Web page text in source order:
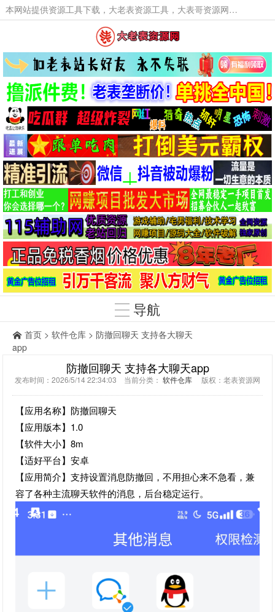
本网站提供资源工具下载，大老表资源工具，大表哥资源网软件工具，大老表资源下载，活动线报福利资源分享,活动线报，大型网游经典游戏，网络热门技术游戏辅助交流与分享。
导航
首页 > 软件仓库 > 防撤回聊天 支持各大聊天
app
防撤回聊天 支持各大聊天app
发布时间：2026/5/14 22:34:03 当前分类： 软件仓库 版权：老表资源网
【应用名称】防撤回聊天
【应用版本】1.0
【软件大小】8m
【适好平台】安卓
【应用简介】支持设置消息防撤回，不用担心来不急看，兼
容了各种主流聊天软件的消息，后台稳定运行。